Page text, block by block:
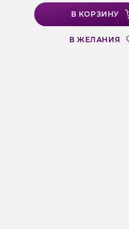
В КОРЗИНУ
В ЖЕЛАНИЯ